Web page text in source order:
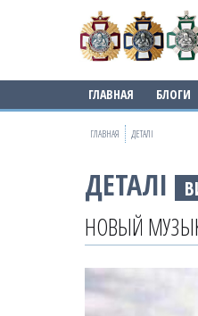
ГЛАВНАЯ БЛОГИ
ГЛАВНАЯ ДЕТАЛІ
ДЕТАЛІ
НОВЫЙ